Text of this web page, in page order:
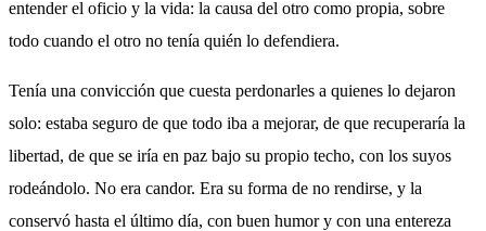
entender el oficio y la vida: la causa del otro como propia, sobre
todo cuando el otro no tenía quién lo defendiera.
Tenía una convicción que cuesta perdonarles a quienes lo dejaron
solo: estaba seguro de que todo iba a mejorar, de que recuperaría la
libertad, de que se iría en paz bajo su propio techo, con los suyos
rodeándolo. No era candor. Era su forma de no rendirse, y la
conservó hasta el último día, con buen humor y con una entereza